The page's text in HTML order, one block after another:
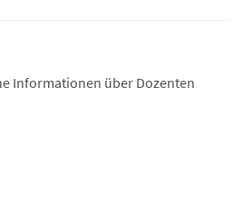
Informationen über Dozenten